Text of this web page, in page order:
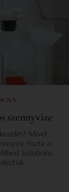
szennyvize
Mivel
tiszta a
Solutions